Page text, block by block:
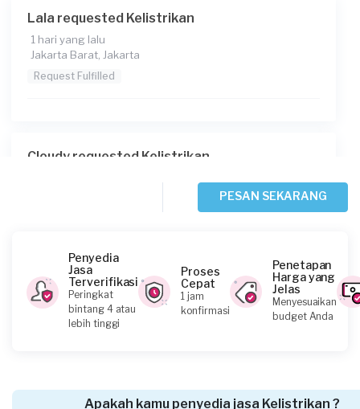
Lala requested Kelistrikan
1 hari yang lalu
Jakarta Barat, Jakarta
Request Fulfilled
Cloudy requested Kelistrikan
Lala requested Kelistrikan
1 hari yang lalu
Jakarta Barat, Jakarta
PESAN SEKARANG
Penyedia
Jasa
Terverifikasi
Peringkat
bintang 4 atau
lebih tinggi
Proses
Cepat
1 jam
konfirmasi
Penetapan
Harga yang
Jelas
Menyesuaikan
budget Anda
Apakah kamu penyedia jasa Kelistrikan ?